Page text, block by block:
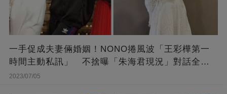
一手促成夫妻倆婚姻！NONO捲風波「王彩樺第一
時間主動私訊」 不捨曝「朱海君現況」對話全公
開
2023/07/05